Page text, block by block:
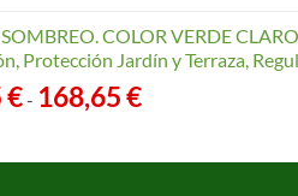
COLOR VERDE
Protección Jardín y Terraza,
€- 168,65€Rango
desde